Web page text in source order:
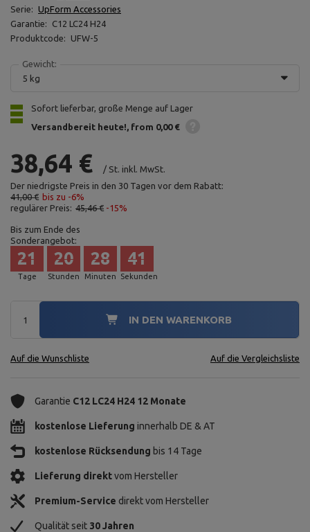
Serie: UpForm Accessories
Garantie:
C12 LC24 H24
Produktcode:
UFW-5
Gewicht:
5 kg
Sofort lieferbar, große Menge auf Lager
Versandbereit heute! from 0,00 €
38,64 € / St. inkl. MwSt.
Der niedrigste Preis in den 30 Tagen vor dem Rabatt:
41,00 € bis zu -6%
regulärer Preis: 45,46 € -15%
Bis zum Ende des
Sonderangebot:
Tage
21
Stunden
20
Minuten
28
Sekunden
40
IN DEN WARENKORB
Auf die Wunschliste Auf die Vergleichsliste
Garantie C12 LC24 H24 12 Monate
kostenlose Lieferung innerhalb DE & AT
kostenlose Rücksendung bis 14 Tage
Lieferung direktvom Hersteller
Premium-Service direkt vom Hersteller
Qualität seit 30 Jahren